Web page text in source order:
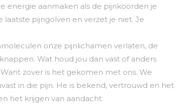
energie aanmaken als de pijnkoorden je
pijngolven en verzet je niet. Je
onze pijnlichamen verlaten, de
Wat houd jou dan vast of anders
zover is het gekomen met ons. We
in die pijn. He is bekend, vertrouwd en het
het krijgen van aandacht.